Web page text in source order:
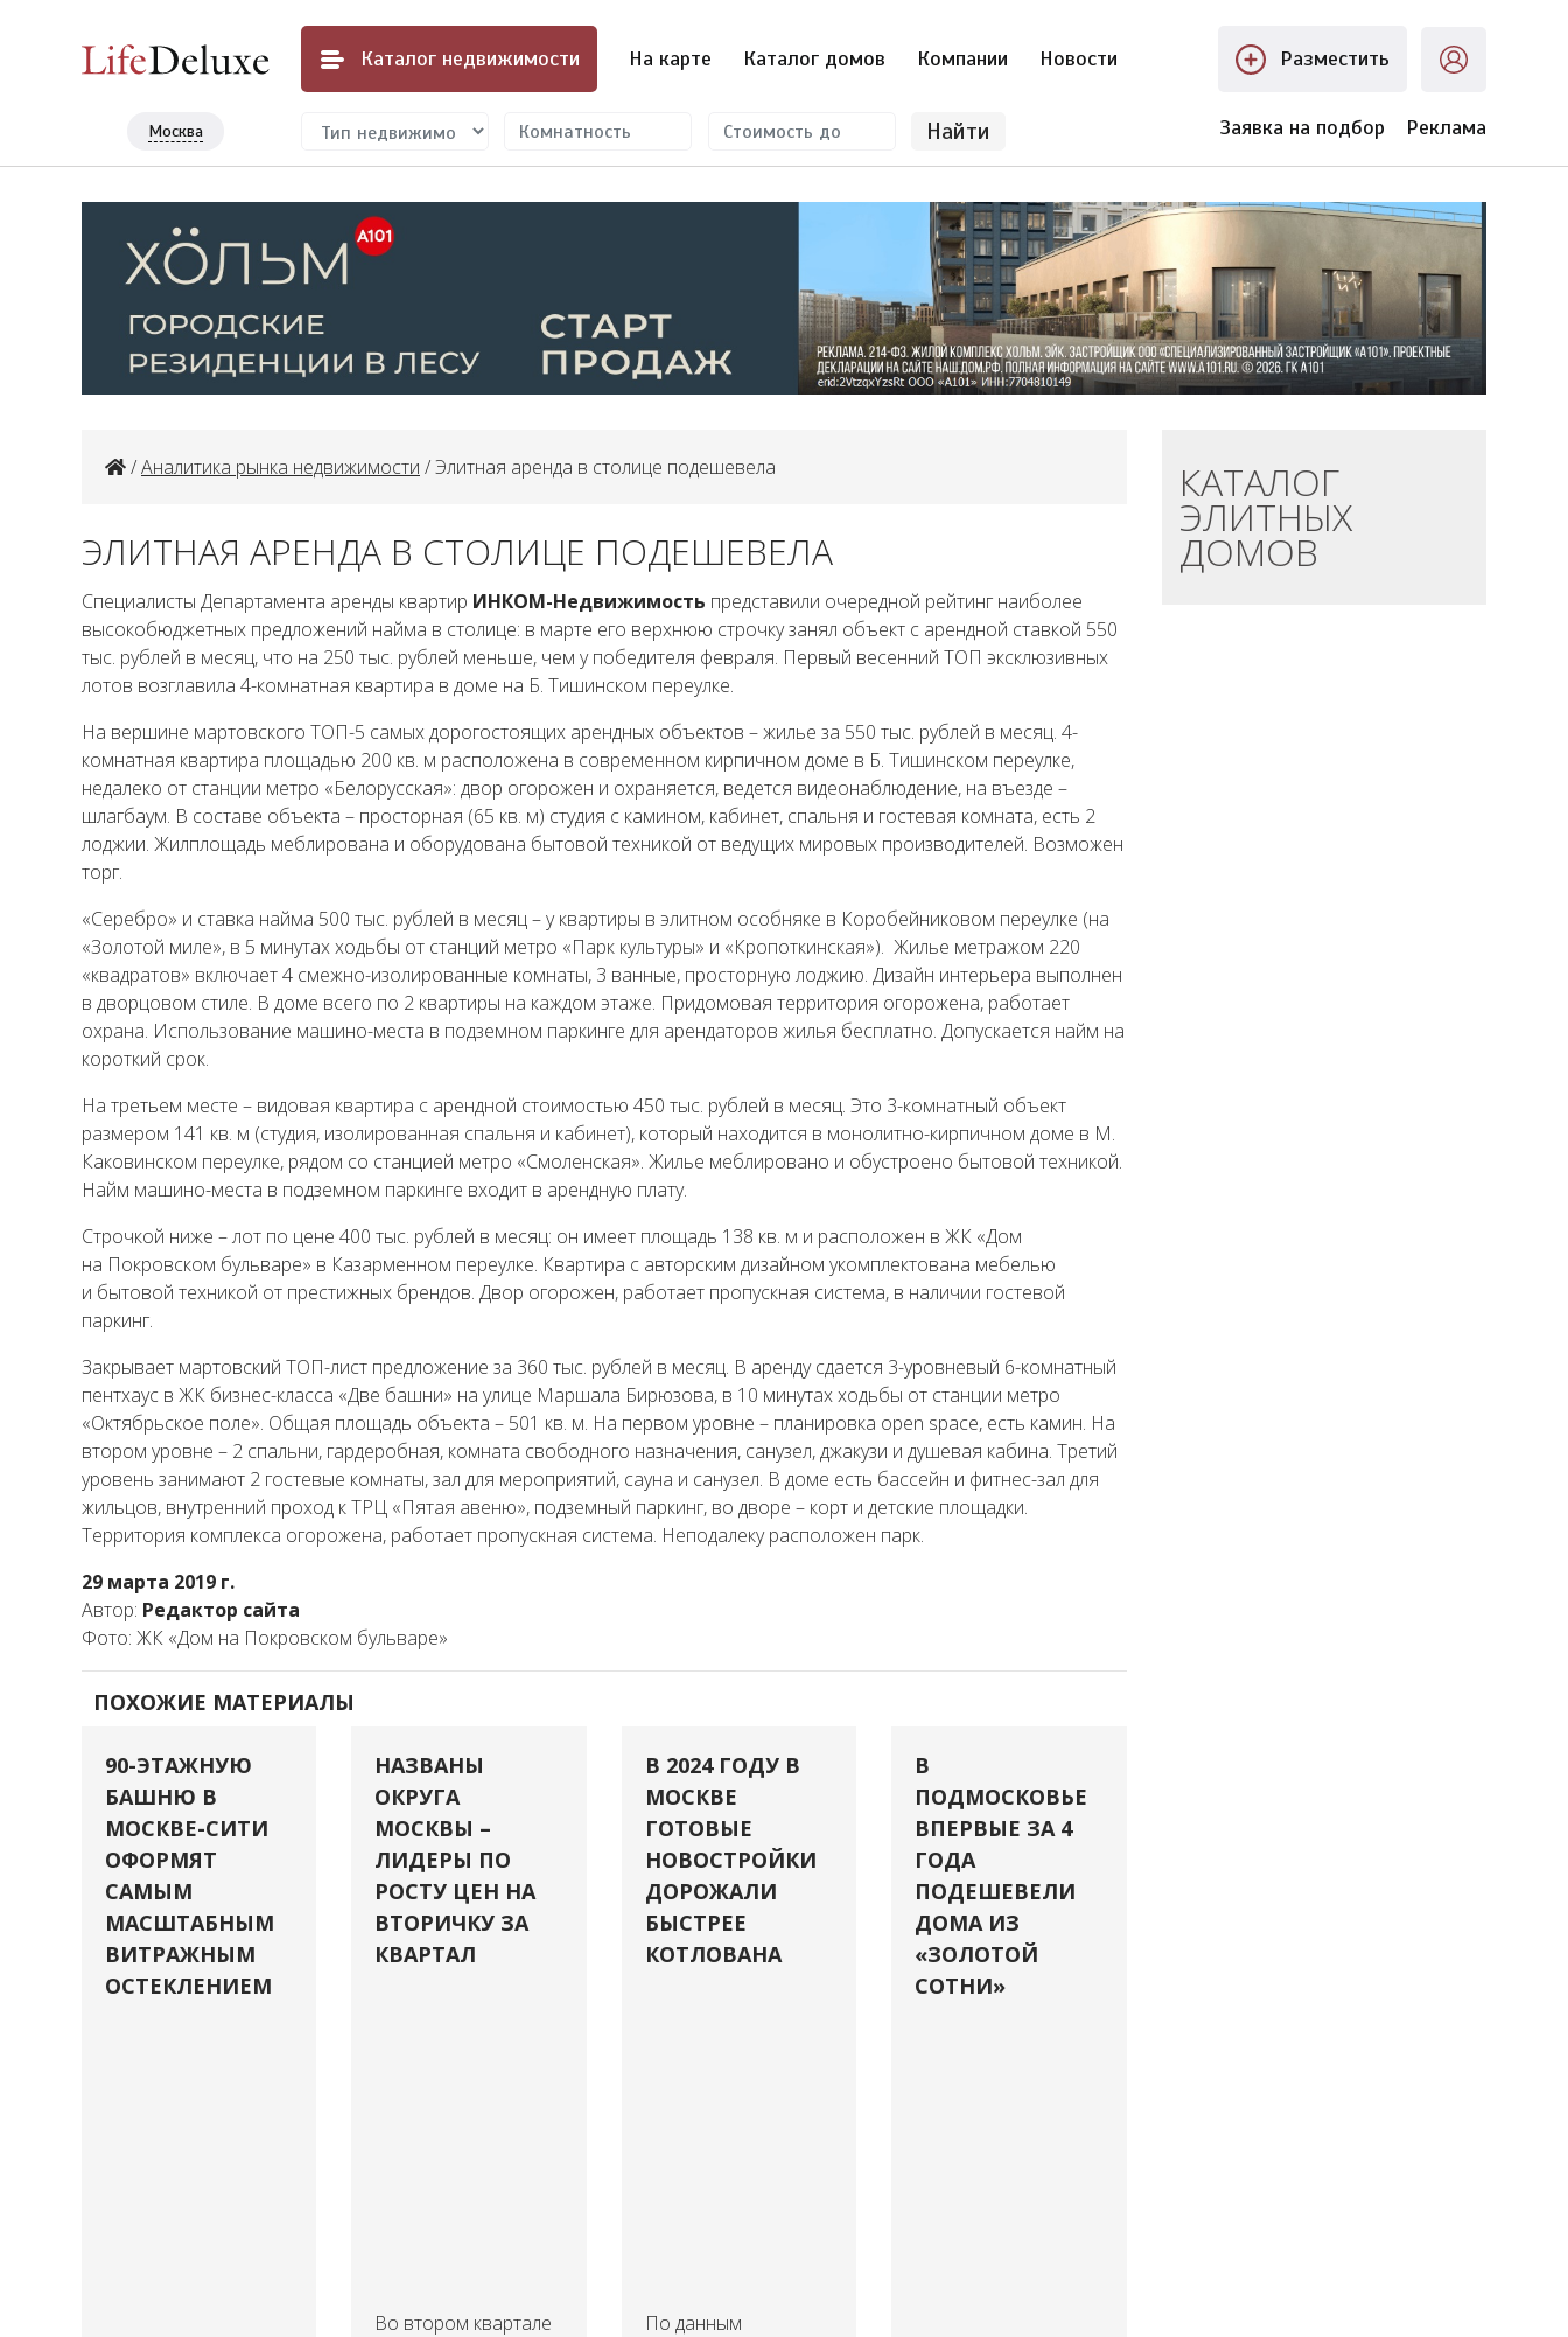
Каталог недвижимости На карте Каталог домов Компании Новости Разместить
Москва Найти Заявка на подбор Реклама
/Аналитика рынка недвижимости / Элитная аренда в столице подешевела
ЭЛИТНАЯ АРЕНДА В СТОЛИЦЕ ПОДЕШЕВЕЛА
Специалисты Департамента аренды квартир ИНКОМ-Недвижимость представили очередной рейтинг наиболее
высокобюджетных предложений найма в столице: в марте его верхнюю строчку занял объект с арендной ставкой 550
тыс. рублей в месяц, что на 250 тыс. рублей меньше, чем у победителя февраля. Первый весенний ТОП эксклюзивных
лотов возглавила 4-комнатная квартира в доме на Б. Тишинском переулке.
На вершине мартовского ТОП-5 самых дорогостоящих арендных объектов – жилье за 550 тыс. рублей в месяц. 4-
комнатная квартира площадью 200 кв. м расположена в современном кирпичном доме в Б. Тишинском переулке,
недалеко от станции метро «Белорусская»: двор огорожен и охраняется, ведется видеонаблюдение, на въезде –
шлагбаум. В составе объекта – просторная (65 кв. м) студия с камином, кабинет, спальня и гостевая комната, есть 2
лоджии. Жилплощадь меблирована и оборудована бытовой техникой от ведущих мировых производителей. Возможен
торг.
«Серебро» и ставка найма 500 тыс. рублей в месяц – у квартиры в элитном особняке в Коробейниковом переулке (на
«Золотой миле», в 5 минутах ходьбы от станций метро «Парк культуры» и «Кропоткинская»). Жилье метражом 220
«квадратов» включает 4 смежно-изолированные комнаты, 3 ванные, просторную лоджию. Дизайн интерьера выполнен
в дворцовом стиле. В доме всего по 2 квартиры на каждом этаже. Придомовая территория огорожена, работает
охрана. Использование машино-места в подземном паркинге для арендаторов жилья бесплатно. Допускается найм на
короткий срок.
На третьем месте – видовая квартира с арендной стоимостью 450 тыс. рублей в месяц. Это 3-комнатный объект
размером 141 кв. м (студия, изолированная спальня и кабинет), который находится в монолитно-кирпичном доме в М.
Каковинском переулке, рядом со станцией метро «Смоленская». Жилье меблировано и обустроено бытовой техникой.
Найм машино-места в подземном паркинге входит в арендную плату.
Строчкой ниже – лот по цене 400 тыс. рублей в месяц: он имеет площадь 138 кв. м и расположен в ЖК «Дом
на Покровском бульваре» в Казарменном переулке. Квартира с авторским дизайном укомплектована мебелью
и бытовой техникой от престижных брендов. Двор огорожен, работает пропускная система, в наличии гостевой
паркинг.
Закрывает мартовский ТОП-лист предложение за 360 тыс. рублей в месяц. В аренду сдается 3-уровневый 6-комнатный
пентхаус в ЖК бизнес-класса «Две башни» на улице Маршала Бирюзова, в 10 минутах ходьбы от станции метро
«Октябрьское поле». Общая площадь объекта – 501 кв. м. На первом уровне – планировка open space, есть камин. На
втором уровне – 2 спальни, гардеробная, комната свободного назначения, санузел, джакузи и душевая кабина. Третий
уровень занимают 2 гостевые комнаты, зал для мероприятий, сауна и санузел. В доме есть бассейн и фитнес-зал для
жильцов, внутренний проход к ТРЦ «Пятая авеню», подземный паркинг, во дворе – корт и детские площадки.
Территория комплекса огорожена, работает пропускная система. Неподалеку расположен парк.
29 марта 2019 г.
Автор: Редактор сайта
Фото: ЖК «Дом на Покровском бульваре»
ПОХОЖИЕ МАТЕРИАЛЫ
90-ЭТАЖНУЮ
БАШНЮ В
МОСКВЕ-СИТИ
ОФОРМЯТ
САМЫМ
МАСШТАБНЫМ
ВИТРАЖНЫМ
ОСТЕКЛЕНИЕМ
НАЗВАНЫ
ОКРУГА
МОСКВЫ –
ЛИДЕРЫ ПО
РОСТУ ЦЕН НА
ВТОРИЧКУ ЗА
КВАРТАЛ
Во втором квартале
В 2024 ГОДУ В
МОСКВЕ
ГОТОВЫЕ
НОВОСТРОЙКИ
ДОРОЖАЛИ
БЫСТРЕЕ
КОТЛОВАНА
По данным
В
ПОДМОСКОВЬЕ
ВПЕРВЫЕ ЗА 4
ГОДА
ПОДЕШЕВЕЛИ
ДОМА ИЗ
«ЗОЛОТОЙ
СОТНИ»
КАТАЛОГ
ЭЛИТНЫХ
ДОМОВ